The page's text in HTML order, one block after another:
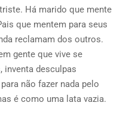
Há marido que mente
que mentem para seus
reclamam dos outros.
gente que vive se
inventa desculpas
não fazer nada pelo
é como uma lata vazia.